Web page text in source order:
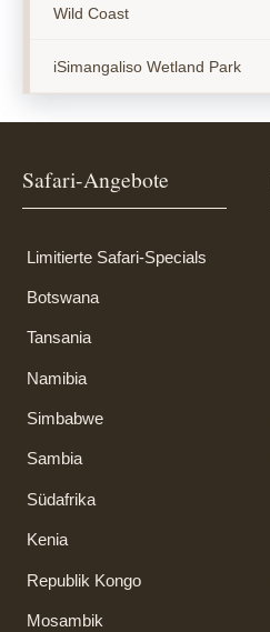
Wild Coast
iSimangaliso Wetland Park
Safari-Angebote
Limitierte Safari-Specials
Botswana
Tansania
Namibia
Simbabwe
Sambia
Südafrika
Kenia
Republik Kongo
Mosambik